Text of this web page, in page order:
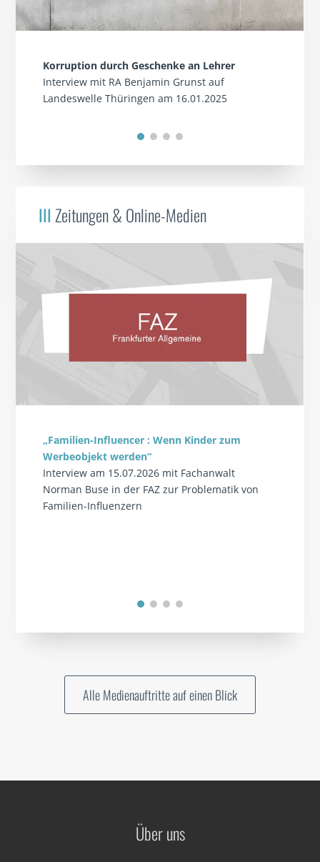
Korruption durch Geschenke an Lehrer
Interview mit RA Benjamin Grunst auf
Landeswelle Thüringen am 16.01.2025
IIIZeitungen & Online-Medien
„Familien-Influencer : Wenn Kinder zum
Werbeobjekt werden“
Interview am 15.07.2026 mit Fachanwalt
Norman Buse in der FAZ zur Problematik von
Familien-Influenzern
Alle Medienauftritte auf einen Blick
Über uns